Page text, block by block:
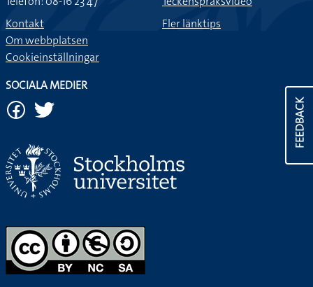
FEEDBACK
Kontakt
Om webbplatsen
Cookieinställningar
Fler länktips
SOCIALA MEDIER